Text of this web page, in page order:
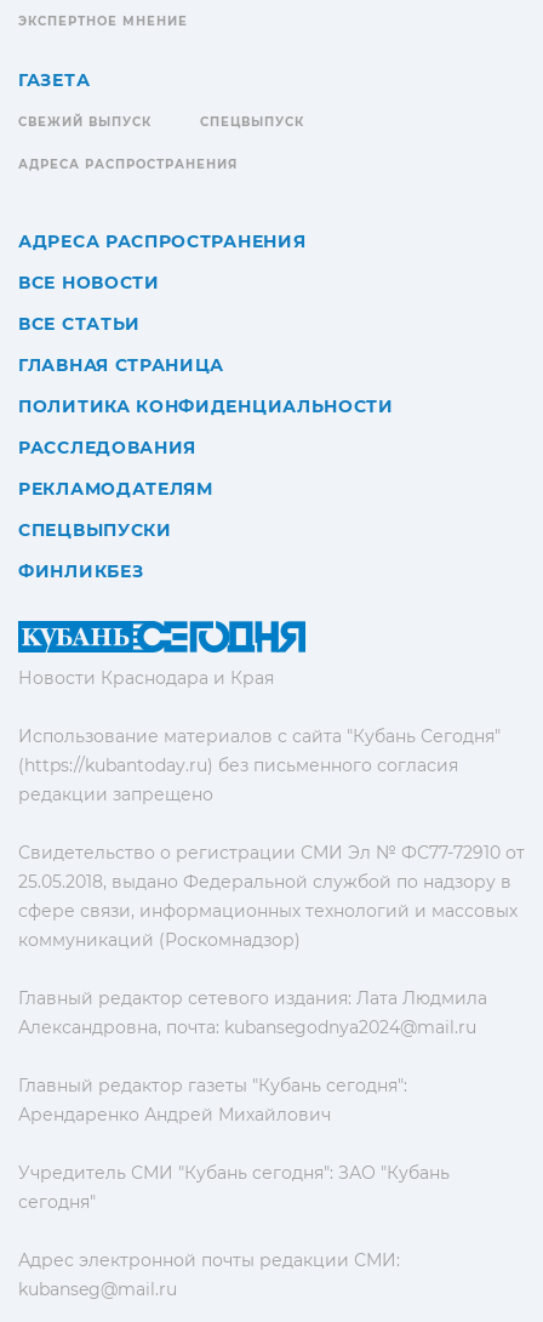
Новости Краснодара и Края
Использование материалов с сайта "Кубань Сегодня"
(https://kubantoday.ru) без письменного согласия
редакции запрещено
Свидетельство о регистрации СМИ Эл № ФС77-72910 от
25.05.2018, выдано Федеральной службой по надзору в
сфере связи, информационных технологий и массовых
коммуникаций (Роскомнадзор)
Главный редактор сетевого издания: Лата Людмила
Александровна, почта: kubansegodnya2024@mail.ru
Главный редактор газеты "Кубань сегодня":
Арендаренко Андрей Михайлович
Учредитель СМИ "Кубань сегодня": ЗАО "Кубань
сегодня"
Адрес электронной почты редакции СМИ:
kubanseg@mail.ru
ЭКСПЕРТНОЕ МНЕНИЕ
ГАЗЕТА
СВЕЖИЙ ВЫПУСК СПЕЦВЫПУСК
АДРЕСА РАСПРОСТРАНЕНИЯ
АДРЕСА РАСПРОСТРАНЕНИЯ
ВСЕ НОВОСТИ
ВСЕ СТАТЬИ
ГЛАВНАЯ СТРАНИЦА
ПОЛИТИКА КОНФИДЕНЦИАЛЬНОСТИ
РАССЛЕДОВАНИЯ
РЕКЛАМОДАТЕЛЯМ
СПЕЦВЫПУСКИ
ФИНЛИКБЕЗ